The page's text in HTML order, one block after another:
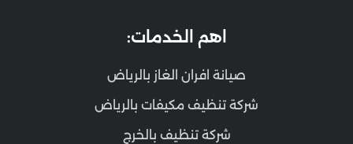
اهم الخدمات:
صيانة افران الغاز بالرياض
شركة تنظيف مكيفات بالرياض
شركة تنظيف بالخرج